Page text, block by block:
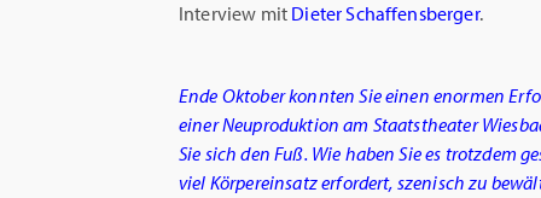
Interview mit Dieter Schaffensberger.
Ende Oktober konnten Sie einen enormen
einer Neuproduktion am Staatstheater
Sie sich den Fuß. Wie haben Sie es trotzdem
viel Körpereinsatz erfordert, szenisch zu